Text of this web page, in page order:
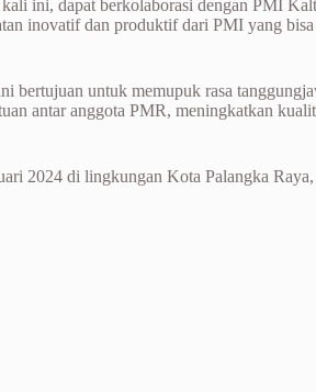
ini, dapat berkolaborasi dengan PMI
inovatif dan produktif dari PMI yang
bertujuan untuk memupuk rasa
antar anggota PMR, meningkatkan
2024 di lingkungan Kota Palangka